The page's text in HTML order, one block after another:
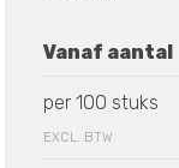
Vanaf aantal
per 100 stuks
EXCL. BTW